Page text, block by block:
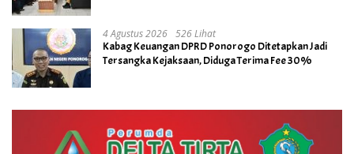
4 Agustus 2026 526 Lihat
Kabag Keuangan DPRD Ponorogo Ditetapkan Jadi
Tersangka Kejaksaan, Diduga Terima Fee 30%